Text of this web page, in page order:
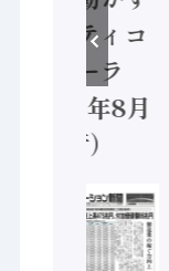
セーフティコ
ントローラ
（2026年8月
5日発行）